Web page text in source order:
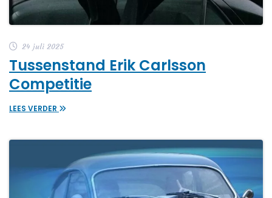
24 juli 2025
Tussenstand Erik Carlsson
Competitie
LEES VERDER